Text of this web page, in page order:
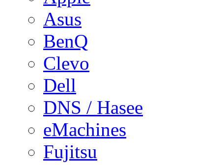
Asus
BenQ
Clevo
Dell
DNS / Hasee
eMachines
Fujitsu